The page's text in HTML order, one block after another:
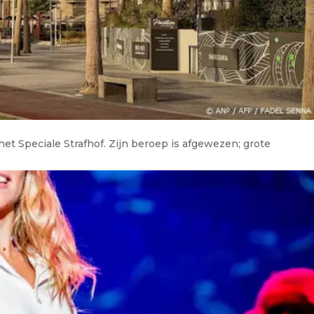
Speciale Strafhof. Zijn beroep is afgewezen; grote